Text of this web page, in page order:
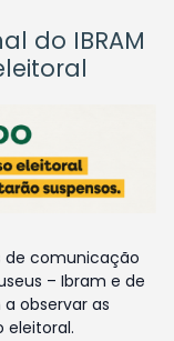
do IBRAM
de comunicação
– Ibram e de
observar as
eleitoral.